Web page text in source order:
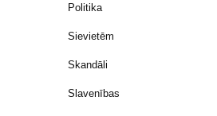
Politika
Sievietēm
Skandāli
Slavenības